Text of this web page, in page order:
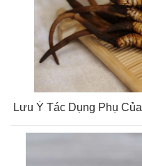
Lưu Ý Tác Dụng Phụ